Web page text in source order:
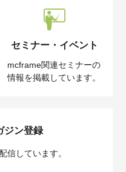
セミナー・イベント
mcframe関連セミナーの
情報を掲載しています。
ジン登録
信しています。